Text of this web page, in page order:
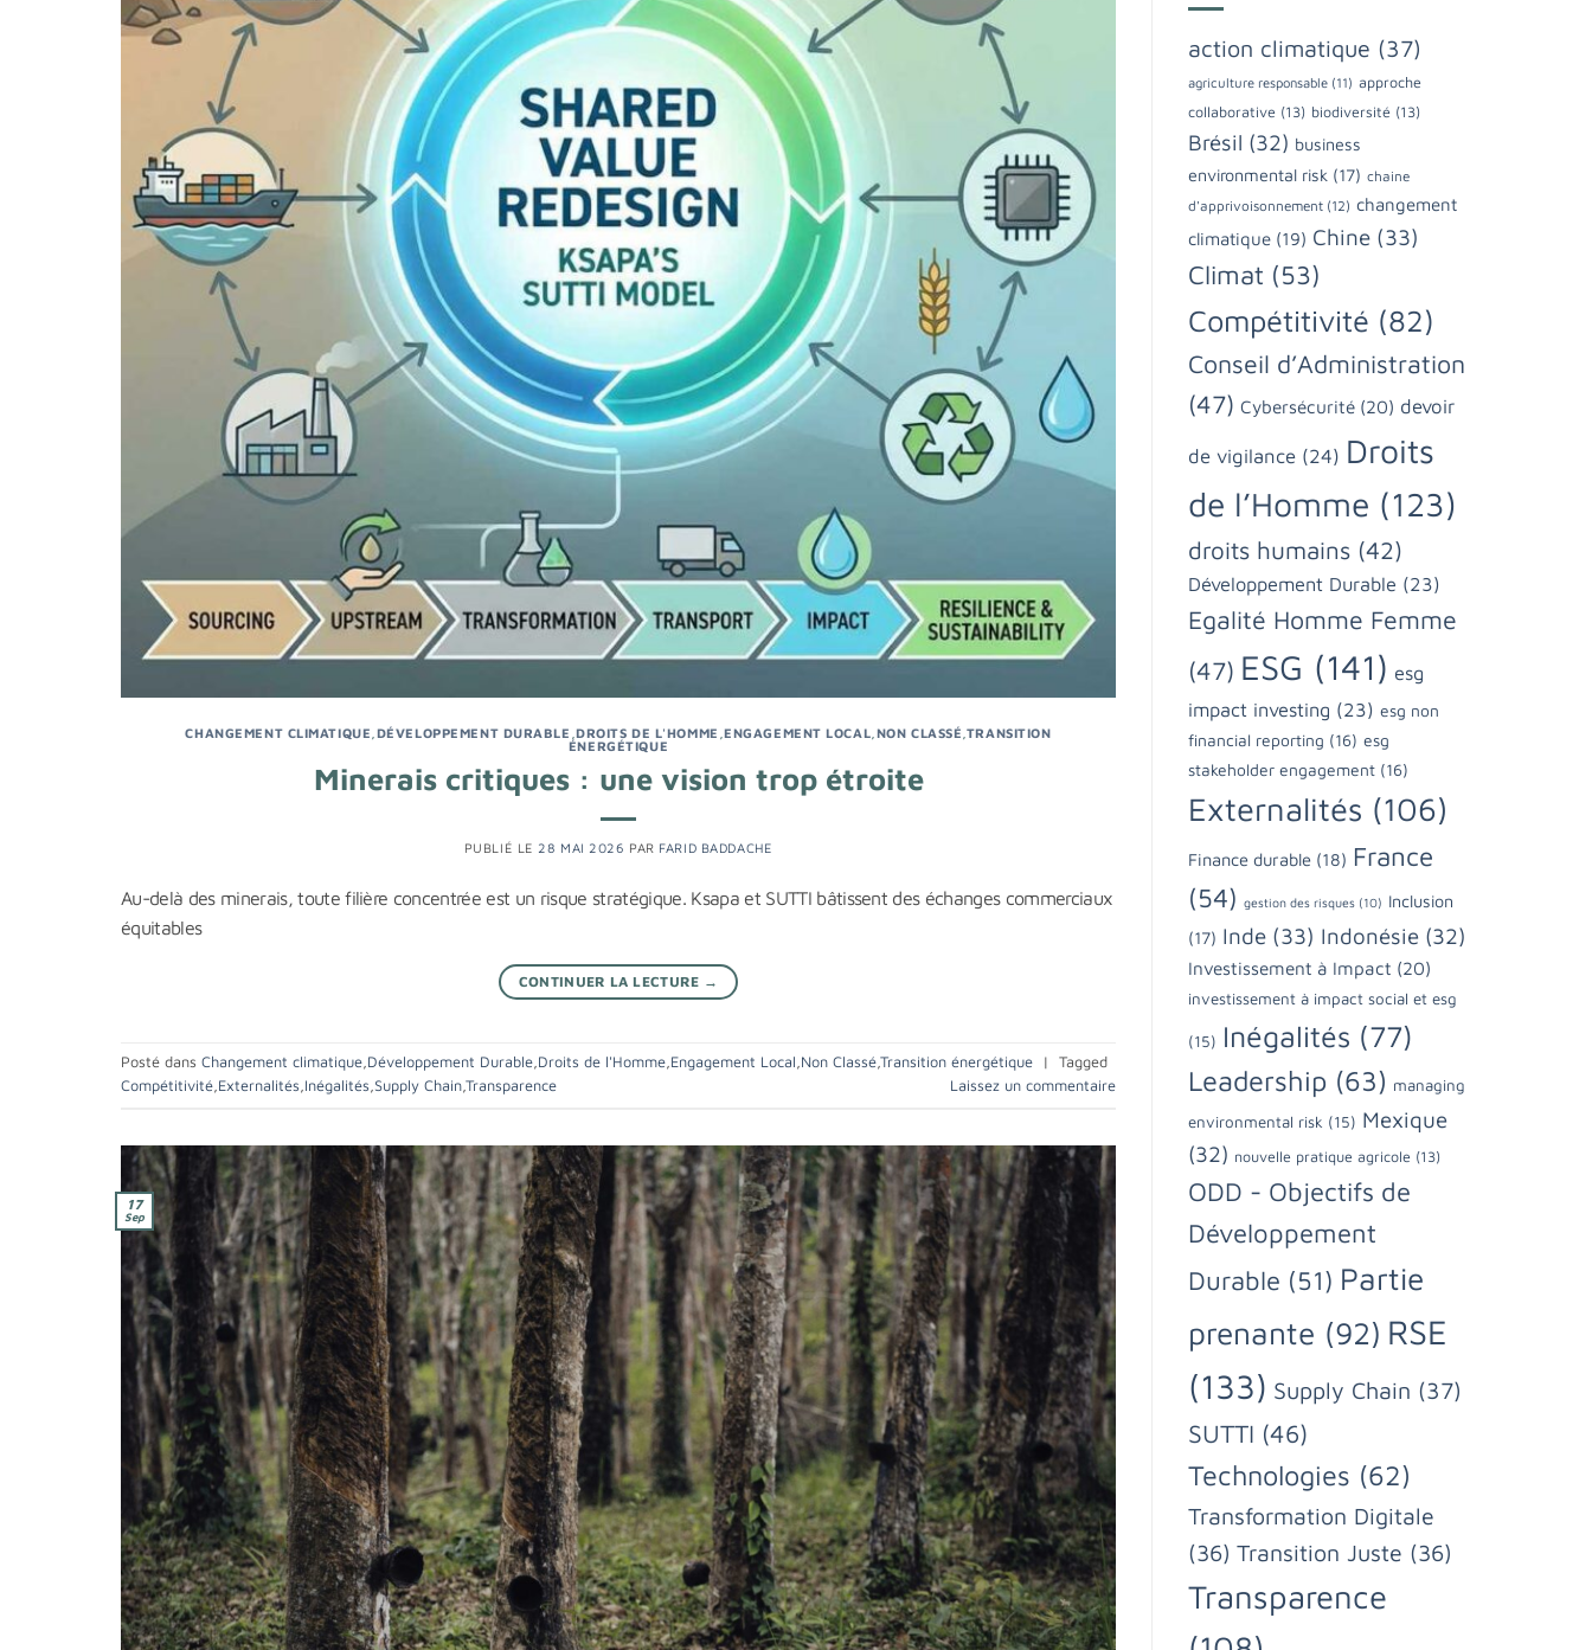
CHANGEMENT CLIMATIQUE DÉVELOPPEMENT DURABLE ,DROITS DE L'HOMME ,ENGAGEMENT LOCAL NON CLASSÉ TRANSITION
ÉNERGÉTIQUE
Minerais critiques : une vision trop étroite
PUBLIÉ LE 28 MAI 2026 PAR FARID BADDACHE
Au-delà des minerais, toute filière concentrée est un risque stratégique. Ksapa et SUTTI bâtissent des échanges commerciaux
équitables
CONTINUER LA LECTURE →
Posté dans Changement climatique Développement Durable Droits de l'Homme Engagement Local Non Classé Transition énergétique |
Tagged
Compétitivité Externalités Inégalités Supply Chain Transparence Laissez un commentaire
17
Sep
action climatique (37)
agriculture responsable (11) approche
collaborative (13) biodiversité (13)
Brésil (32) business
environmental risk (17) chaine
d'apprivoisonnement (12) changement
climatique (19) Chine (33)
Climat (53)
Compétitivité (82)
Conseil d’Administration
(47) Cybersécurité (20) devoir
de vigilance (24) Droits
de l’Homme (123)
droits humains (42)
Développement Durable (23)
Egalité Homme Femme
(47) ESG (141) esg
impact investing (23) esg non
financial reporting (16) esg
stakeholder engagement (16)
Externalités (106)
Finance durable (18) France
(54) gestion des risques (10) Inclusion
(17) Inde (33) Indonésie (32)
Investissement à Impact (20)
investissement à impact social et esg
(15) Inégalités (77)
Leadership (63) managing
environmental risk (15) Mexique
(32) nouvelle pratique agricole (13)
ODD - Objectifs de
Développement
Durable (51) Partie
prenante (92) RSE
(133) Supply Chain (37)
SUTTI (46)
Technologies (62)
Transformation Digitale
(36) Transition Juste (36)
Transparence